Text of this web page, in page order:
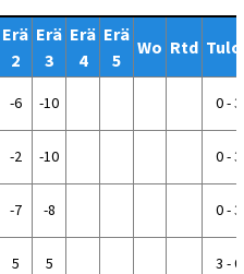
Erä
2
Erä
3
Erä
4
Erä
5
Wo Rtd
-6 -10 0 - 3
-2 -10 0 - 3
-7 -8 0 - 3
5 5 3 - 0